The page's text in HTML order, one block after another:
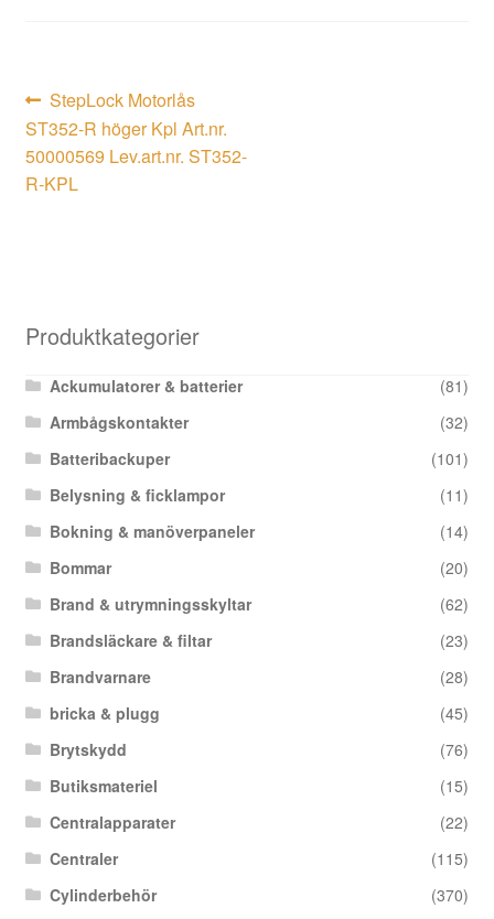
Inläggsnavigering
Föregående
inlägg:
StepLock Motorlås
ST352-R höger Kpl Art.nr.
50000569 Lev.art.nr. ST352-
R-KPL
Produktkategorier
Ackumulatorer & batterier
(81)
Armbågskontakter
(32)
Batteribackuper
(101)
Belysning & ficklampor
(11)
Bokning & manöverpaneler
(14)
Bommar
(20)
Brand & utrymningsskyltar
(62)
Brandsläckare & filtar
(23)
Brandvarnare
(28)
bricka & plugg
(45)
Brytskydd
(76)
Butiksmateriel
(15)
Centralapparater
(22)
Centraler
(115)
Cylinderbehör
(370)